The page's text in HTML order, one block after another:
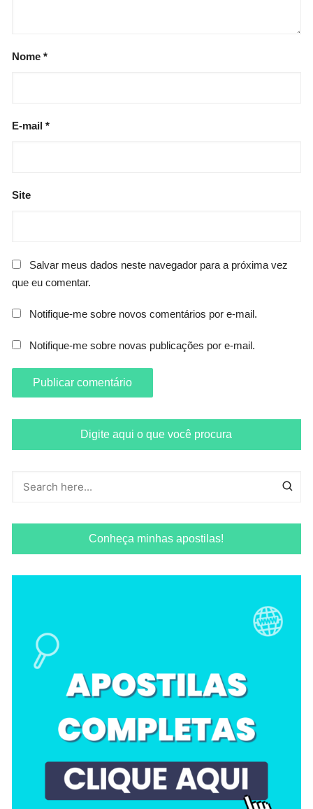
Nome*
E-mail*
Site
Salvar meus dados neste navegador para a próxima vez
que eu comentar.
Notifique-me sobre novos comentários por e-mail.
Notifique-me sobre novas publicações por e-mail.
Digite aqui o que você procura
Conheça minhas apostilas!